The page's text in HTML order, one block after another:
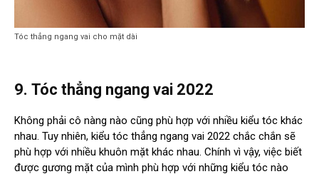
Tóc thẳng ngang vai cho mặt dài
9. Tóc thẳng ngang vai 2022
Không phải cô nàng nào cũng phù hợp với nhiều kiểu tóc khác
nhau. Tuy nhiên, kiểu tóc thẳng ngang vai 2022 chắc chắn sẽ
phù hợp với nhiều khuôn mặt khác nhau. Chính vì vậy, việc biết
được gương mặt của mình phù hợp với những kiểu tóc nào